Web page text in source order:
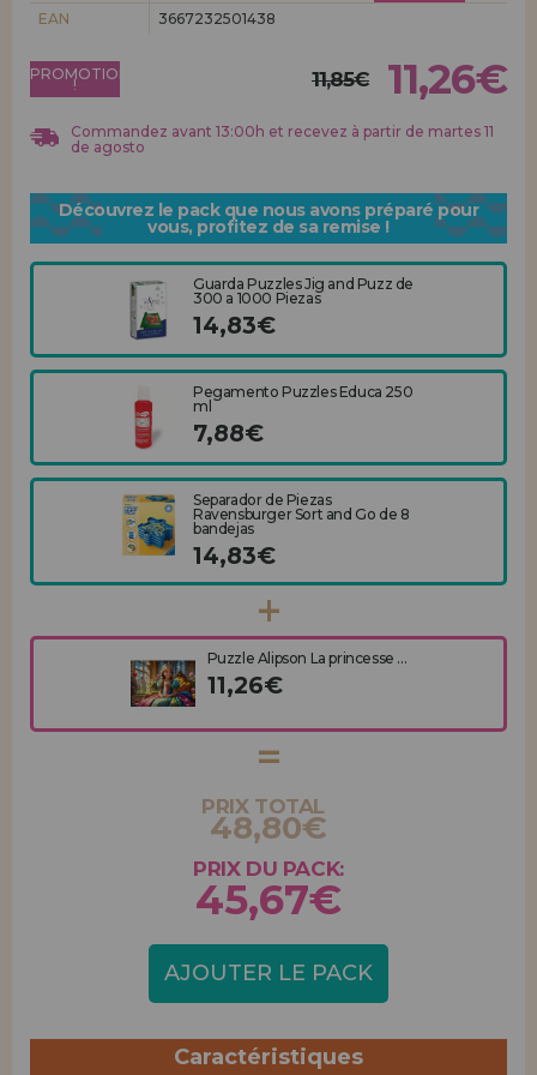
Allez-y! Nous vous attendions.
ENREGISTREMENT DISTRIBUTEUR
EAN
3667232501438
PROMOTION
! 11,85€ 11,26€
Commandez avant 13:00h et recevez à partir de martes 11
de agosto
Découvrez le pack que nous avons préparé pour
vous, profitez de sa remise !
Guarda Puzzles Jig and Puzz de
300 a 1000 Piezas
14,83€
Pegamento Puzzles Educa 250
ml
7,88€
Separador de Piezas
Ravensburger Sort and Go de 8
bandejas
14,83€
Puzzle Alipson La princesse ...
11,26€
PRIX TOTAL
48,80€
PRIX DU PACK:
45,67€
AJOUTER LE PACK
Caractéristiques